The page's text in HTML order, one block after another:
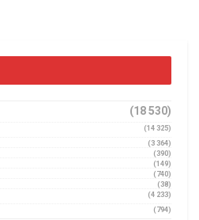
(18 530)
(14 325)
(3 364)
(390)
(149)
(740)
(38)
(4 233)
(794)